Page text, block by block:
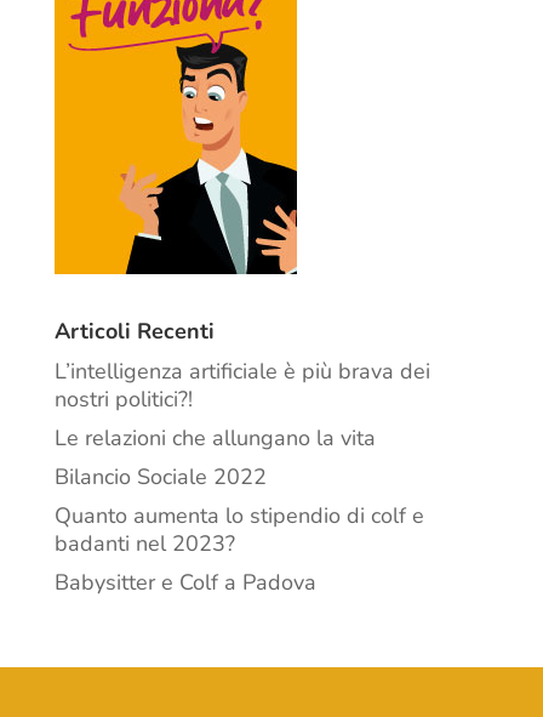
Articoli Recenti
L’intelligenza artificiale è più brava dei
nostri politici?!
Le relazioni che allungano la vita
Bilancio Sociale 2022
Quanto aumenta lo stipendio di colf e
badanti nel 2023?
Babysitter e Colf a Padova